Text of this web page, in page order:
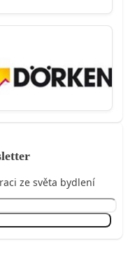
ze světa bydlení